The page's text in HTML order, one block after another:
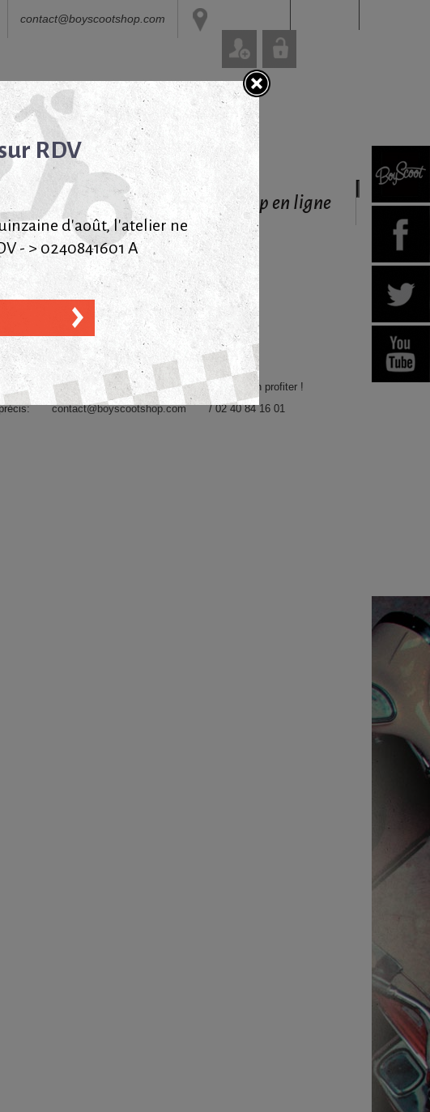
RDV
d'août, l'atelier ne
- > 0240841601 A
contact@boyscootshop.com
Panier (vide)
Livraisons garanties via Colissimo
Le Shop en ville Le shop en ligne
place, de manière artisanale et à la main.
à rouler et bien sûr immatriculés. Il n'y a plus qu'à en profiter !
contact@boyscootshop.com / 02 40 84 16 01